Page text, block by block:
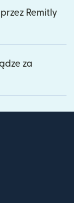
Remitly
za